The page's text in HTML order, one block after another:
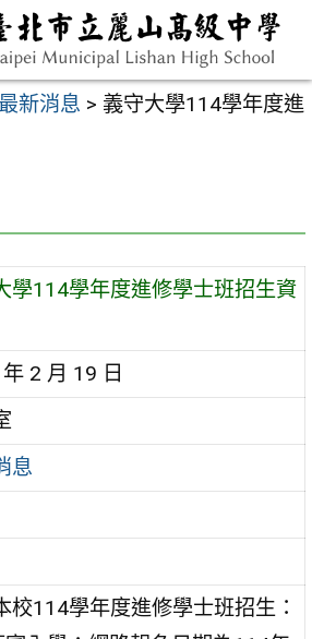
最新消息 > 義守大學114學年度進
學114學年度進修學士班招生資
2 月 19 日
息
校114學年度進修學士班招生：